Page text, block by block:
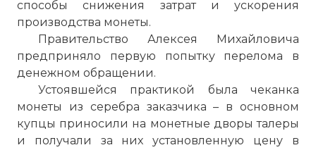
способы снижения затрат и ускорения
производства монеты.
Правительство Алексея Михайловича
предприняло первую попытку перелома в
денежном обращении.
Устоявшейся практикой была чеканка
монеты из серебра заказчика – в основном
купцы приносили на монетные дворы талеры
и получали за них установленную цену в